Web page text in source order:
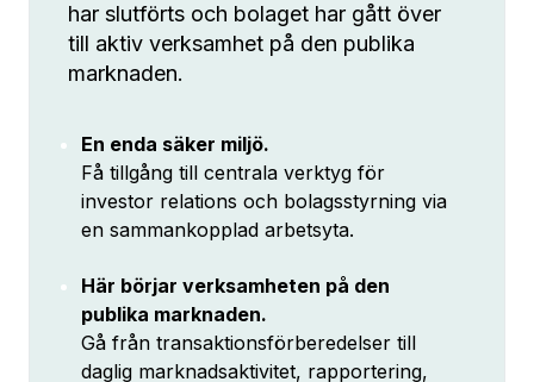
har slutförts och bolaget har gått över
till aktiv verksamhet på den publika
marknaden.
En enda säker miljö.
Få tillgång till centrala verktyg för
investor relations och bolagsstyrning via
en sammankopplad arbetsyta.
Här börjar verksamheten på den
publika marknaden.
Gå från transaktionsförberedelser till
daglig marknadsaktivitet, rapportering,